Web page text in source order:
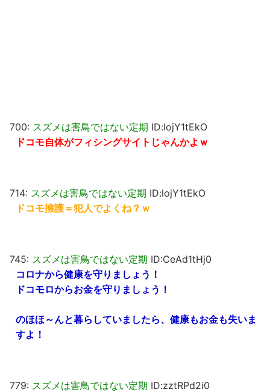
700: スズメは害鳥ではない定期 ID:lojY1tEkO
ドコモ自体がフィシングサイトじゃんかよｗ
714: スズメは害鳥ではない定期 ID:lojY1tEkO
ドコモ擁護＝犯人でよくね？ｗ
745: スズメは害鳥ではない定期 ID:CeAd1tHj0
コロナから健康を守りましょう！
ドコモロからお金を守りましょう！
のほほ～んと暮らしていましたら、健康もお金も失いま
すよ！
779: スズメは害鳥ではない定期 ID:zztRPd2i0